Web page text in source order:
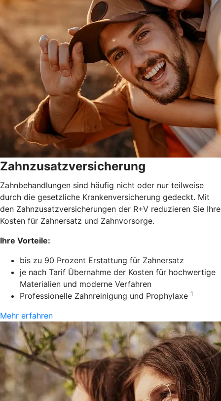
Zahnzusatzversicherung
Zahnbehandlungen sind häufig nicht oder nur teilweise
durch die gesetzliche Krankenversicherung gedeckt. Mit
den Zahnzusatzversicherungen der R+V reduzieren Sie Ihre
Kosten für Zahnersatz und Zahnvorsorge.
Ihre Vorteile:
bis zu 90 Prozent Erstattung für Zahnersatz
je nach Tarif Übernahme der Kosten für hochwertige
Materialien und moderne Verfahren
Professionelle Zahnreinigung und Prophylaxe 1
Mehr erfahren